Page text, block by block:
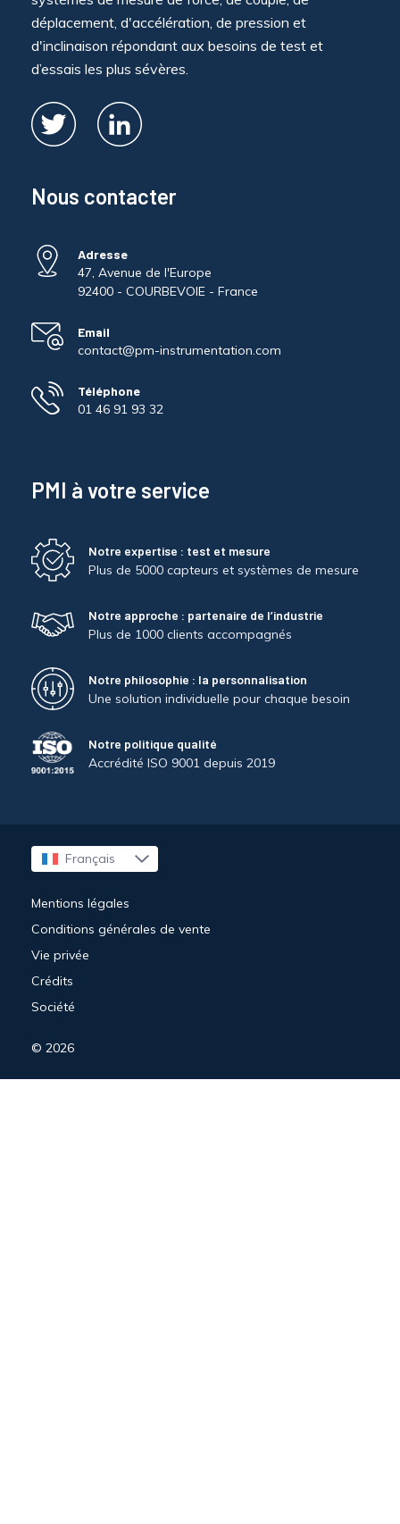
déplacement, d'accélération, de pression et
d'inclinaison répondant aux besoins de test et
d’essais les plus sévères.
Nous contacter
Adresse
47, Avenue de l'Europe
92400 - COURBEVOIE - France
Email
contact@pm-instrumentation.com
Téléphone
01 46 91 93 32
PMI à votre service
Notre expertise : test et mesure
Plus de 5000 capteurs et systèmes de mesure
Notre approche : partenaire de l’industrie
Plus de 1000 clients accompagnés
Notre philosophie : la personnalisation
Une solution individuelle pour chaque besoin
Notre politique qualité
Accrédité ISO 9001 depuis 2019
Français
English
Mentions légales
Conditions générales de vente
Vie privée
Crédits
Société
© 2026